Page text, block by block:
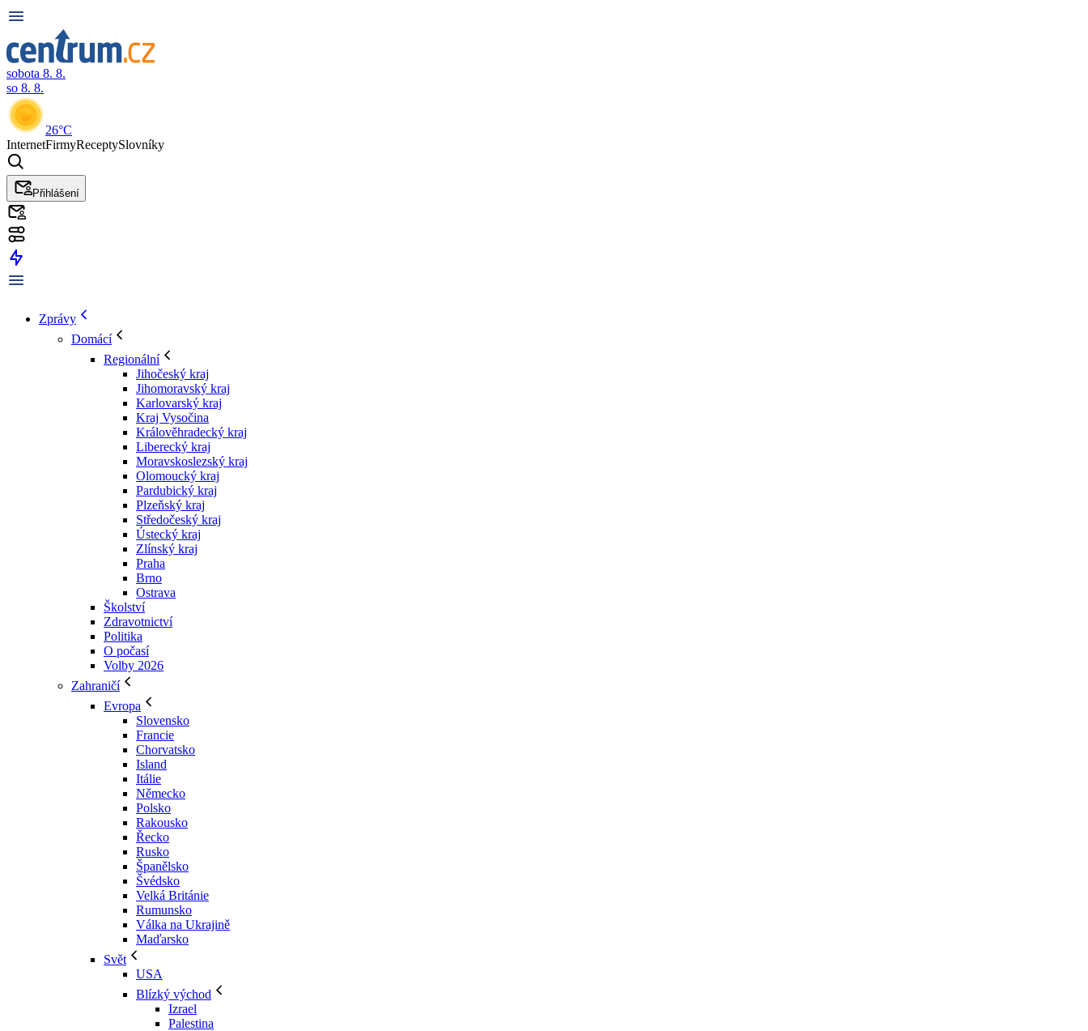
sobota 8. 8.
so 8. 8.
26°C
InternetFirmyReceptySlovníky
Přihlášení
Zprávy
Domácí
Regionální
Jihočeský kraj
Jihomoravský kraj
Karlovarský kraj
Kraj Vysočina
Králověhradecký kraj
Liberecký kraj
Moravskoslezský kraj
Olomoucký kraj
Pardubický kraj
Plzeňský kraj
Středočeský kraj
Ústecký kraj
Zlínský kraj
Praha
Brno
Ostrava
Školství
Zdravotnictví
Politika
O počasí
Volby 2026
Zahraničí
Evropa
Slovensko
Francie
Chorvatsko
Island
Itálie
Německo
Polsko
Rakousko
Řecko
Rusko
Španělsko
Švédsko
Velká Británie
Rumunsko
Válka na Ukrajině
Maďarsko
Svět
USA
Blízký východ
Izrael
Palestina